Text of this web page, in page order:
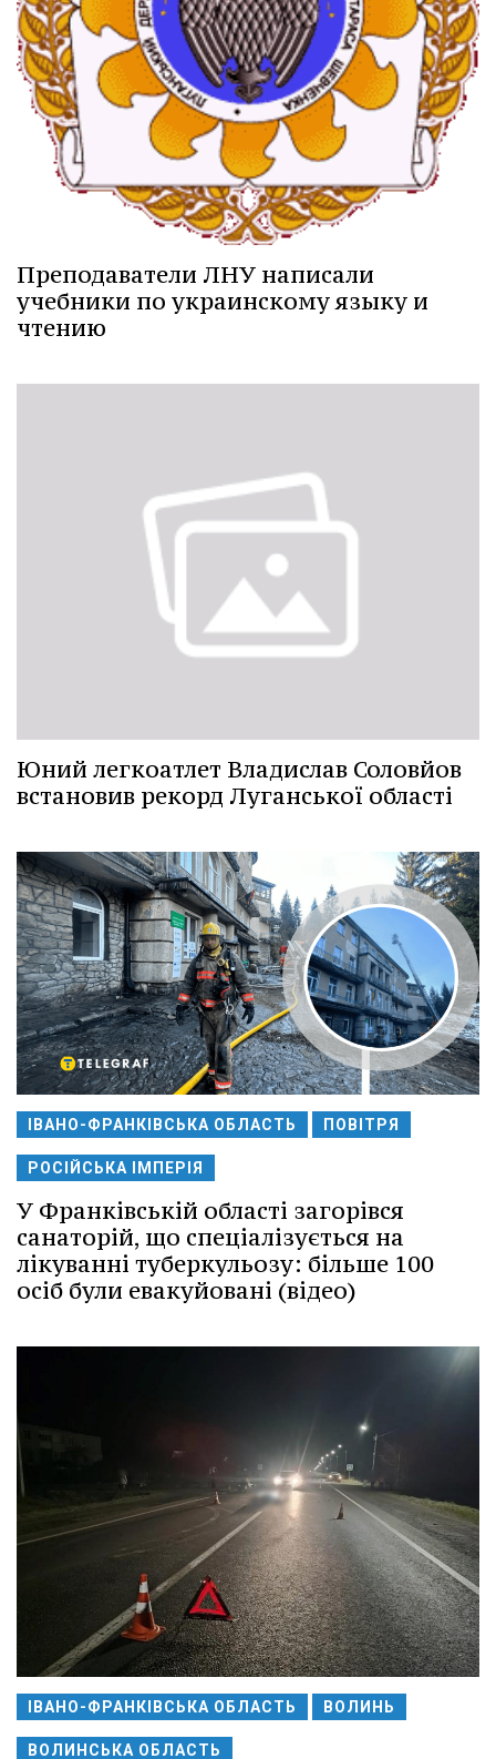
Преподаватели ЛНУ написали
учебники по украинскому языку и
чтению
Юний легкоатлет Владислав Соловйов
встановив рекорд Луганської області
ІВАНО-ФРАНКІВСЬКА ОБЛАСТЬ ПОВІТРЯ
РОСІЙСЬКА ІМПЕРІЯ
У Франківській області загорівся
санаторій, що спеціалізується на
лікуванні туберкульозу: більше 100
осіб були евакуйовані (відео)
ІВАНО-ФРАНКІВСЬКА ОБЛАСТЬ ВОЛИНЬ
ВОЛИНСЬКА ОБЛАСТЬ